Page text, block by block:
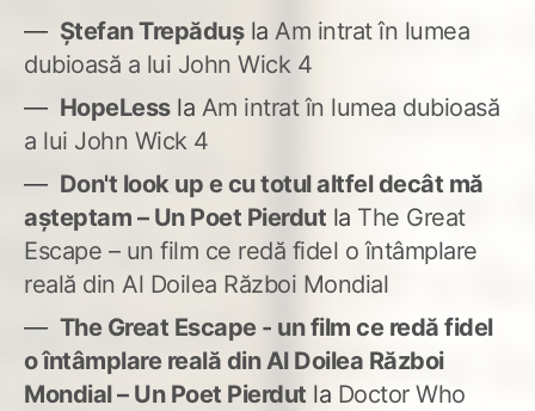
Ștefan Trepădușla Am intrat în lumea
dubioasă a lui John Wick 4
HopeLessla Am intrat în lumea dubioasă
a lui John Wick 4
Don't look up e cu totul altfel decât mă
așteptam – Un Poet Pierdut la The Great
Escape – un film ce redă fidel o întâmplare
reală din Al Doilea Război Mondial
The Great Escape - un film ce redă fidel
o întâmplare reală din Al Doilea Război
Mondial – Un Poet Pierdut la Doctor Who